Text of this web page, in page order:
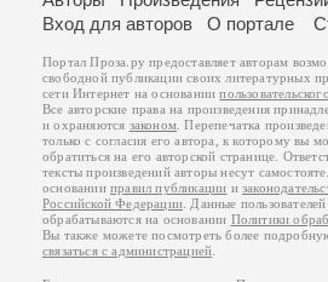
Вход для авторов
О портале
Портал Проза.ру предоставляет авторам
свободной публикации своих литературных
сети Интернет на основании
Все авторские права на произведения
и охраняются законом . Перепечатка
только с согласия его автора, к которому вы
обратиться на его авторской странице.
тексты произведений авторы несут
основанииправил публикации и
Российской Федерации . Данные пользователей
обрабатываются на основании Политики
Вы также можете посмотреть более
связаться с администрацией